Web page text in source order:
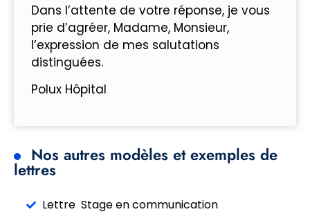
Dans l’attente de votre réponse, je vous
prie d’agréer, Madame, Monsieur,
l’expression de mes salutations
distinguées.
Polux Hôpital
Nos autres modèles et exemples de
lettres
Lettre Stage en communication